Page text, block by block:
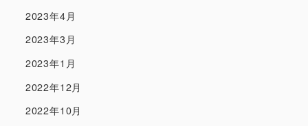
2023年4月
2023年3月
2023年1月
2022年12月
2022年10月